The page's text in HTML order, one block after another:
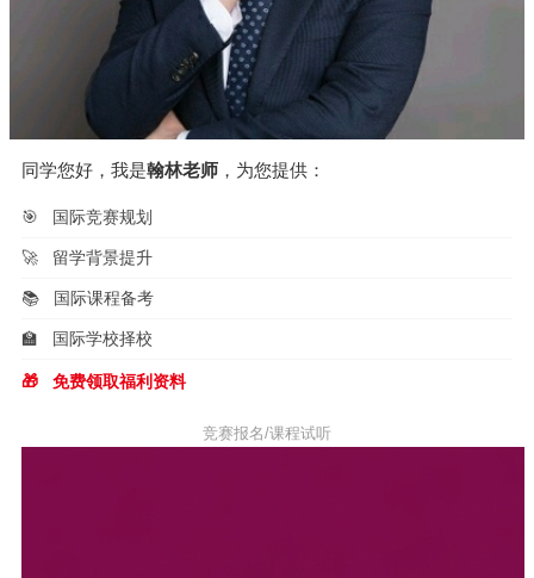
同学您好，我是翰林老师 ，为您提供：
🎯 国际竞赛规划
🚀 留学背景提升
📚 国际课程备考
🏫 国际学校择校
🎁 免费领取福利资料
竞赛报名/课程试听